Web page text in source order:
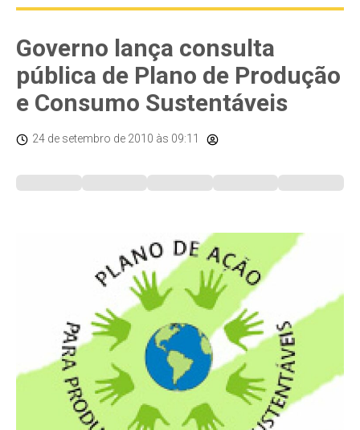
Governo lança consulta
pública de Plano de Produção
e Consumo Sustentáveis
24 de setembro de 2010 às 09:11